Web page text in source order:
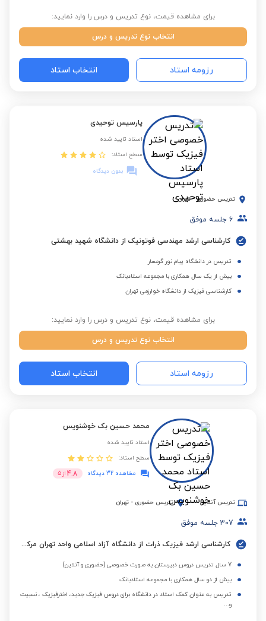
برای مشاهده قیمت، نوع تدریس و درس را وارد نمایید:
انتخاب نوع تدریس و درس
رزومه استاد انتخاب استاد
پارسیس توحیدی
استاد تایید شده
سطح استاد:
بدون دیدگاه
تدریس حضوری - تهران
6 جلسه موفق
کارشناسی ارشد مهندسی فوتونیک از دانشگاه شهید بهشتی
تدریس در دانشگاه پیام نور گرمسار
بیش از یک سال همکاری با مجموعه استادبانک
کارشناسی فیزیک از دانشگاه خوارزمی تهران
برای مشاهده قیمت، نوع تدریس و درس را وارد نمایید:
انتخاب نوع تدریس و درس
رزومه استاد انتخاب استاد
محمد حسین بک خوشنویس
استاد تایید شده
سطح استاد:
مشاهده 32 دیدگاه
4.8 از 5
تدریس آنلاین تدریس حضوری - تهران
307 جلسه موفق
کارشناسی ارشد فیزیک ذرات از دانشگاه آزاد اسلامی واحد تهران مرکزی
7 سال تدریس دروس دبیرستان به صورت خصوصی (حضوری و آنلاین)
بیش از دو سال همکاری با مجموعه استادبانک
تدریس به عنوان کمک استاد در دانشگاه برای دروس فیزیک جدید، اخترفیزیک ، نسبیت
و...